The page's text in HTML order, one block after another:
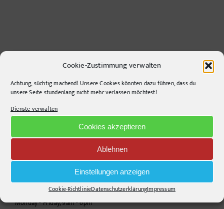
Cookie-Zustimmung verwalten
Achtung, süchtig machend! Unsere Cookies könnten dazu führen, dass du
unsere Seite stundenlang nicht mehr verlassen möchtest!
Dienste verwalten
Cookies akzeptieren
Ablehnen
Einstellungen anzeigen
Cookie-RichtlinieDatenschutzerklärungImpressum
CONTACT INFO
pr-ide
Krefelder Straße 11A
Telephone:+49306860203
info@pr-ide.de
Opening Hours:
Monday - Friday, 9am - 6pm